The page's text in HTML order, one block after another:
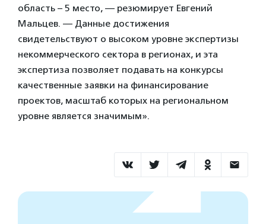
область – 5 место, — резюмирует Евгений
Мальцев. — Данные достижения
свидетельствуют о высоком уровне экспертизы
некоммерческого сектора в регионах, и эта
экспертиза позволяет подавать на конкурсы
качественные заявки на финансирование
проектов, масштаб которых на региональном
уровне является значимым».